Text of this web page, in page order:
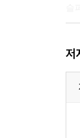
장
‘
저